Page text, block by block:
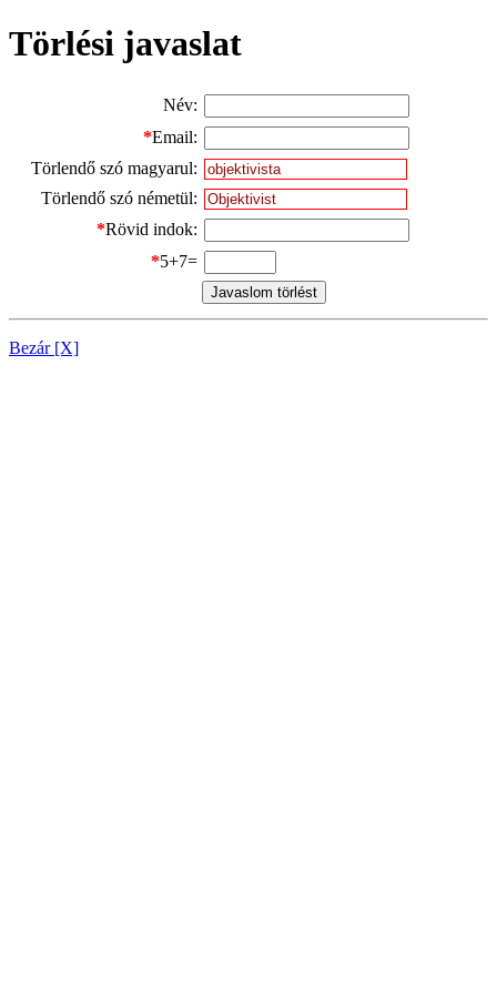
Törlési javaslat
Név:
*Email:
Törlendő szó magyarul:
Törlendő szó németül:
*Rövid indok:
*5+7=
Bezár [X]